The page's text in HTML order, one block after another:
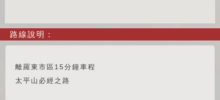
路線說明：
離羅東市區15分鐘車程
太平山必經之路